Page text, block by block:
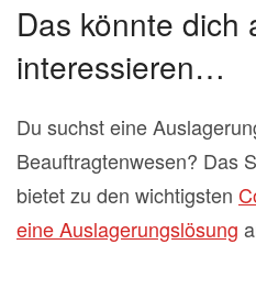
Das könnte dich
interessieren…
Du suchst eine
Beauftragtenwesen? Das
bietet zu den wichtigsten
eine Auslagerungslösung